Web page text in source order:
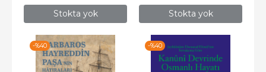
Stokta yok Stokta yok
-%40 -%40